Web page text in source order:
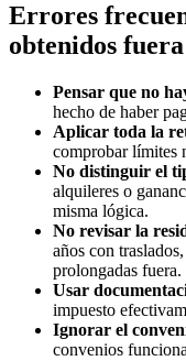
Errores
obtenidos
Pensar que no
hecho de haber
Aplicar toda la
comprobar límites
No distinguir el
alquileres o
misma lógica.
No revisar la
años con
prolongadas fuera.
Usar
impuesto
Ignorar el
convenios